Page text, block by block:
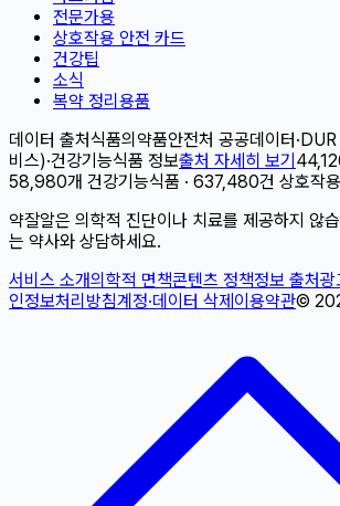
전문가용
상호작용 안전 카드
건강팁
소식
복약 정리용품
데이터 출처 식품의약품안전처 공공데이터 ·
비스)·건강기능식품 정보출처 자세히 보기
58,980개 건강기능식품 · 637,480건 상호작용
약잘알은 의학적 진단이나 치료를 제공하지 않
는 약사와 상담하세요.
서비스 소개의학적 면책콘텐츠 정책정보 출처광
인정보처리방침계정·데이터 삭제 이용약관©